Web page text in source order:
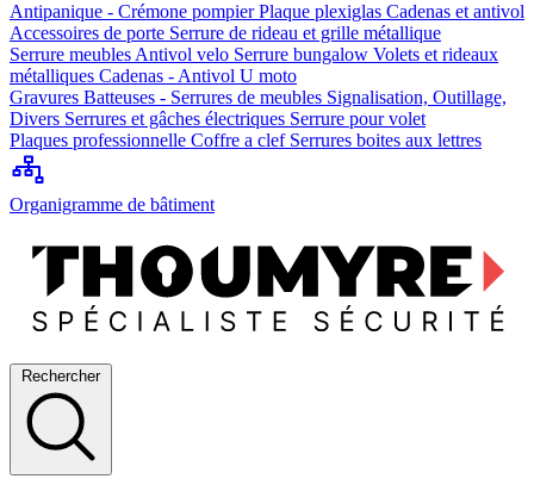
Antipanique - Crémone pompierPlaque plexiglas Cadenas et antivol
Accessoires de porte Serrure de rideau et grille métallique
Serrure meubles Antivol velo Serrure bungalow Volets et rideaux
métalliques Cadenas - Antivol U moto
Gravures Batteuses - Serrures de meubles Signalisation, Outillage,
Divers Serrures et gâches électriques Serrure pour volet
Plaques professionnelle Coffre a clef Serrures boites aux lettres
Organigramme de bâtiment
Rechercher